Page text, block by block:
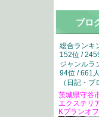
ブロ
総合ランキ
152位 /
ジャンルラ
94位 / 661
（ 日記・ブ
茨城県守谷
エクステリ
Kプランオ